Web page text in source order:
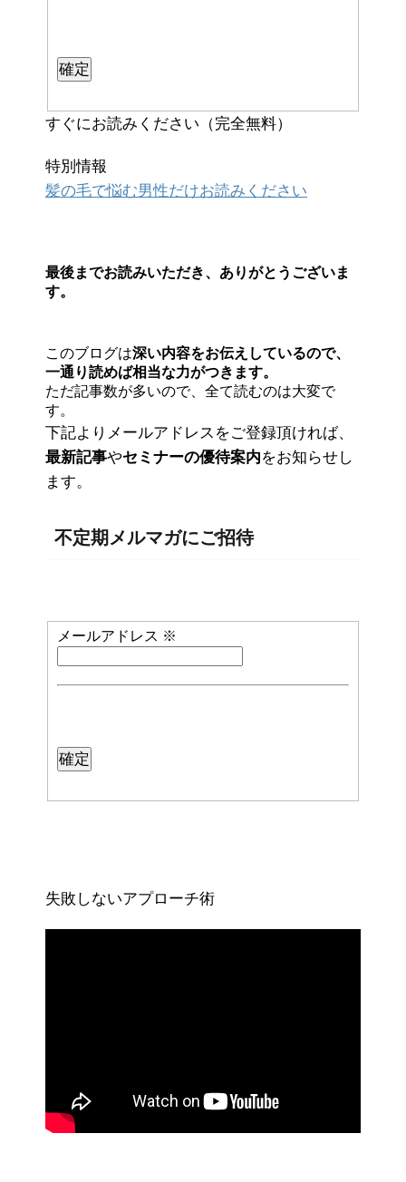
すぐにお読みください（完全無料）
特別情報
髪の毛で悩む男性だけお読みください
最後までお読みいただき、ありがとうございま
す。
このブログは深い内容をお伝えしているので、
一通り読めば相当な力がつきます。
ただ記事数が多いので、全て読むのは大変で
す。
下記よりメールアドレスをご登録頂ければ、
最新記事やセミナーの優待案内をお知らせし
ます。
不定期メルマガにご招待
メールアドレス ※
失敗しないアプローチ術